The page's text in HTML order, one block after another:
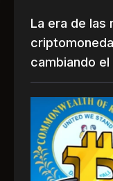
La era de las
cambiando